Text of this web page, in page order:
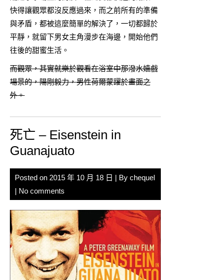
快得讓觀眾都沒反應過來，而之前所有的準備
與矛盾，都被這麼簡單的解決了，一切都歸於
平靜，就留下男女主角漫步在海邊，開始他們
往後的甜蜜生活。
而觀眾，其實就樂於觀看在浴室中那潑水嬉戲
場景的，陽剛毅力，男性荷爾蒙躍於畫面之
外。
死亡 – Eisenstein in
Guanajuato
Posted on 2015 年 10 月 18 日 | By chequel
| No comments